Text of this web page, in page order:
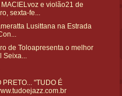
e violão21 de
sexta-fe...
Lusittana na Estrada
de Toloapresenta o melhor
Seixa...
PRETO... "TUDO É